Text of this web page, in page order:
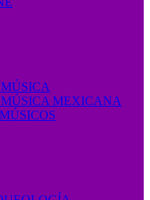
MEXICANA